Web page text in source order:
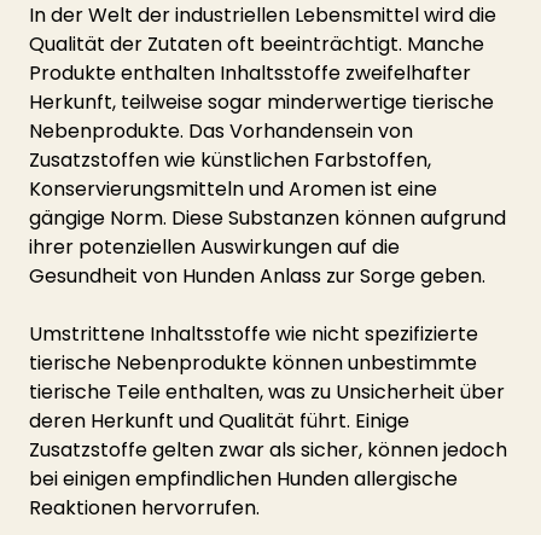
In der Welt der industriellen Lebensmittel wird die
Qualität der Zutaten oft beeinträchtigt. Manche
Produkte enthalten Inhaltsstoffe zweifelhafter
Herkunft, teilweise sogar minderwertige tierische
Nebenprodukte. Das Vorhandensein von
Zusatzstoffen wie künstlichen Farbstoffen,
Konservierungsmitteln und Aromen ist eine
gängige Norm. Diese Substanzen können aufgrund
ihrer potenziellen Auswirkungen auf die
Gesundheit von Hunden Anlass zur Sorge geben.
Umstrittene Inhaltsstoffe wie nicht spezifizierte
tierische Nebenprodukte können unbestimmte
tierische Teile enthalten, was zu Unsicherheit über
deren Herkunft und Qualität führt. Einige
Zusatzstoffe gelten zwar als sicher, können jedoch
bei einigen empfindlichen Hunden allergische
Reaktionen hervorrufen.